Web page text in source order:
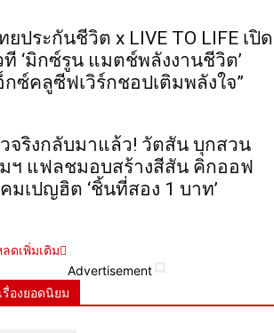
ยประกันชีวิต x LIVE TO LIFE เปิด
ที ‘มิกซ์รูน แมตช์พลังงานชีวิต’
กซ์คลูซีฟเวิร์กชอปเติมพลังใจ”
จริงกลับมาแล้ว! วัตสัน บุกสวน
ฯ แฟลชมอบสร้างสีสัน คิกออฟ
มเปญฮิต ‘ชิ้นที่สอง 1 บาท’
ดเพิ่มเติม
Advertisement
เรื่องยอดนิยม